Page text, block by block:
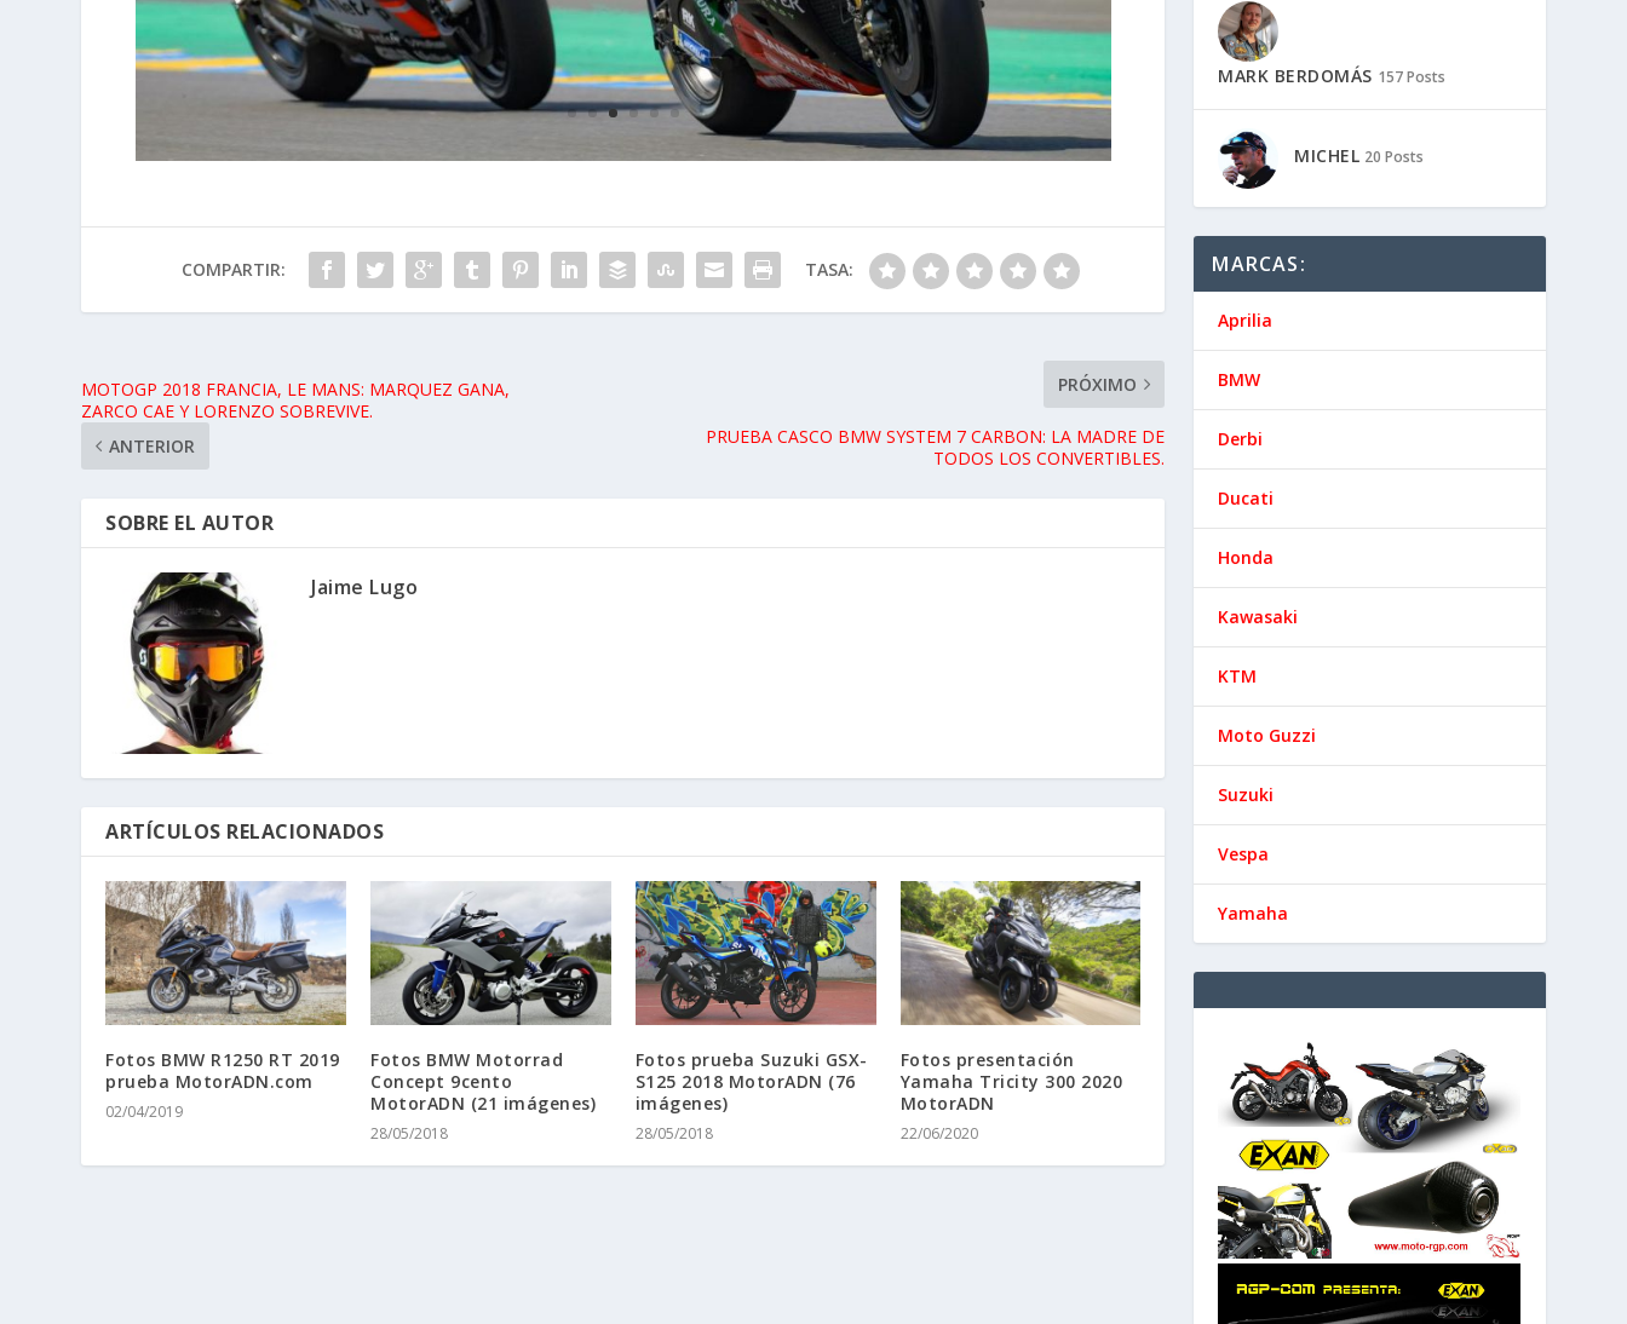
COMPARTIR: TASA:
MOTOGP 2018 FRANCIA, LE MANS: MARQUEZ GANA,
ZARCO CAE Y LORENZO SOBREVIVE.
PRÓXIMO
TODOS LOS CONVERTIBLES.
SOBRE EL AUTOR
ARTÍCULOS RELACIONADOS
Fotos BMW R1250 RT 2019
prueba MotorADN.com
02/04/2019
Fotos BMW Motorrad
Concept 9cento
MotorADN (21 imágenes)
28/05/2018
Fotos prueba Suzuki GSX-
S125 2018 MotorADN (76
imágenes)
28/05/2018
Fotos presentación
Yamaha Tricity 300 2020
MotorADN
22/06/2020
MARK BERDOMÁS 157 Posts
MICHEL 20 Posts
MARCAS:
Aprilia
BMW
Derbi
Ducati
Honda
Kawasaki
KTM
Moto Guzzi
Suzuki
Vespa
Yamaha